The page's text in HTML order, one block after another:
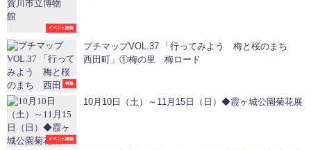
イベント開催
特集
プチマップVOL.37 「行ってみよう 梅と桜のまち
西田町」①梅の里 梅ロード
イベント開催
10月10日（土）～11月15日（日）◆霞ヶ城公園菊花展